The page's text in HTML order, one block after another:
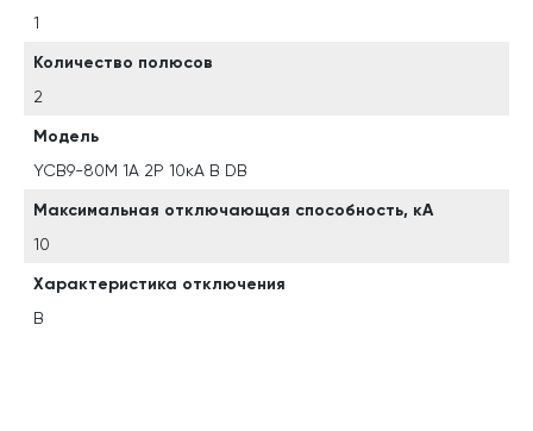
1
Количество полюсов
2
Модель
YCB9-80M 1А 2P 10кА B DB
Максимальная отключающая способность, кА
10
Характеристика отключения
B